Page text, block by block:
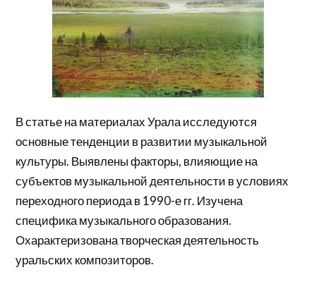
В статье на материалах Урала исследуются
основные тенденции в развитии музыкальной
культуры. Выявлены факторы, влияющие на
субъектов музыкальной деятельности в условиях
переходного периода в 1990-е гг. Изучена
специфика музыкального образования.
Охарактеризована творческая деятельность
уральских композиторов.